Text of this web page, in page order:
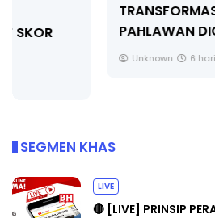
TRANSFORMASI DIGITAL
PAHLAWAN DIGITAL
6 hari yang lalu
SEGMEN KHAS
LIVE
🔴 [LIVE] PRINSIP